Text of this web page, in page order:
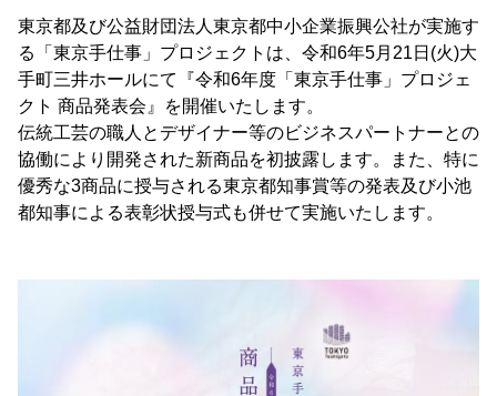
東京都及び公益財団法人東京都中小企業振興公社が実施す
る「東京手仕事」プロジェクトは、令和6年5月21日(火)大
手町三井ホールにて『令和6年度「東京手仕事」プロジェ
クト 商品発表会』を開催いたします。
伝統工芸の職人とデザイナー等のビジネスパートナーとの
協働により開発された新商品を初披露します。また、特に
優秀な3商品に授与される東京都知事賞等の発表及び小池
都知事による表彰状授与式も併せて実施いたします。